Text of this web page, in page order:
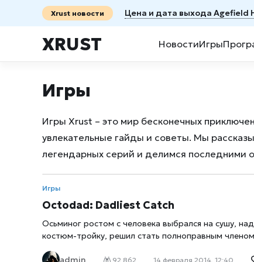
Xrust новости Цена и дата выхода Agefield
XRUST НовостиИгры
Игры
Игры Xrust – это мир бесконечных
увлекательные гайды и советы. Мы
легендарных серий и делимся последними
Игры
Octodad: Dadliest Catch
Осьминог ростом с человека выбрался на сушу,
костюм-тройку, решил стать полноправным членом
admin 92 862 14 февраля 2014, 12:40